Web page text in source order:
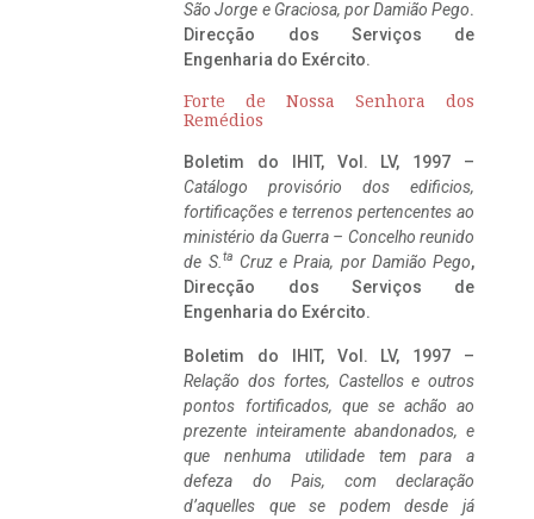
São Jorge e Graciosa, por Damião Pego.
Direcção dos Serviços de
Engenharia do Exército.
Forte de Nossa Senhora dos
Remédios
Boletim do IHIT, Vol. LV, 1997 –
Catálogo provisório dos edificios,
fortificações e terrenos pertencentes ao
ministério da Guerra – Concelho reunido
de S. ta Cruz e Praia, por Damião Pego,
Direcção dos Serviços de
Engenharia do Exército.
Boletim do IHIT, Vol. LV, 1997 –
Relação dos fortes, Castellos e outros
pontos fortificados, que se achão ao
prezente inteiramente abandonados, e
que nenhuma utilidade tem para a
defeza do Pais, com declaração
d’aquelles que se podem desde já